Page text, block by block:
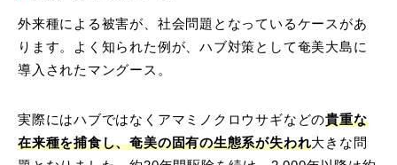
外来種による被害が、社会問題となっているケースがあ
ります。よく知られた例が、ハブ対策として奄美大島に
導入されたマングース。
実際にはハブではなくアマミノクロウサギなどの貴重な
在来種を捕食し、奄美の固有の生態系が失われ大きな問